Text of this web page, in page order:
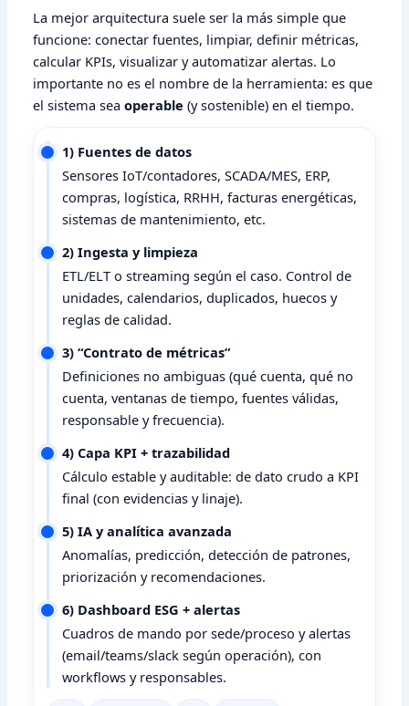
La mejor arquitectura suele ser la más simple que
funcione: conectar fuentes, limpiar, definir métricas,
calcular KPIs, visualizar y automatizar alertas. Lo
importante no es el nombre de la herramienta: es que
el sistema seaoperable (y sostenible) en el tiempo.
1) Fuentes de datos
Sensores IoT/contadores, SCADA/MES, ERP,
compras, logística, RRHH, facturas energéticas,
sistemas de mantenimiento, etc.
2) Ingesta y limpieza
ETL/ELT o streaming según el caso. Control de
unidades, calendarios, duplicados, huecos y
reglas de calidad.
3) “Contrato de métricas”
Definiciones no ambiguas (qué cuenta, qué no
cuenta, ventanas de tiempo, fuentes válidas,
responsable y frecuencia).
4) Capa KPI + trazabilidad
Cálculo estable y auditable: de dato crudo a KPI
final (con evidencias y linaje).
5) IA y analítica avanzada
Anomalías, predicción, detección de patrones,
priorización y recomendaciones.
6) Dashboard ESG + alertas
Cuadros de mando por sede/proceso y alertas
(email/teams/slack según operación), con
workflows y responsables.